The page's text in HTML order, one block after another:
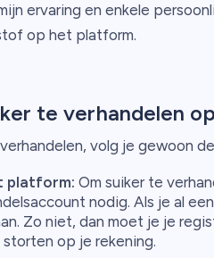
ervaring en enkele
op het platform.
te verhandelen
volg je gewoon
platform: Om suiker te
nodig. Als je al
Zo niet, dan moet je je
op je rekening.